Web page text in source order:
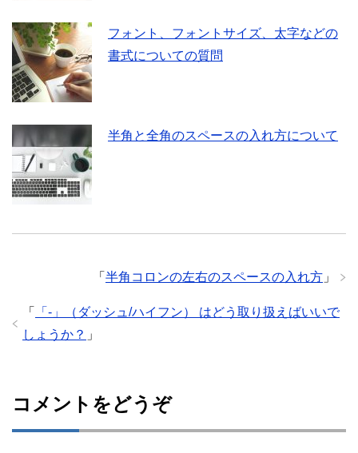
フォント、フォントサイズ、太字などの
書式についての質問
半角と全角のスペースの入れ方について
「 半角コロンの左右のスペースの入れ方 」
「
「-」（ダッシュ/ハイフン） はどう取り扱えばいいで
しょうか？ 」
コメントをどうぞ